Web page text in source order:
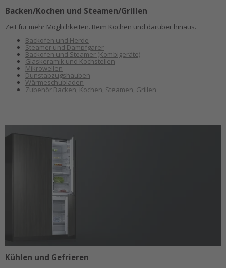
Backen/Kochen und Steamen/Grillen
Zeit für mehr Möglichkeiten. Beim Kochen und darüber hinaus.
Backofen und Herde
Steamer und Dampfgarer
Backofen und Steamer (Kombigeräte)
Glaskeramik und Kochstellen
Mikrowellen
Dunstabzugshauben
Wärmeschubladen
Zubehör Backen, Kochen, Steamen, Grillen
Kühlen und Gefrieren